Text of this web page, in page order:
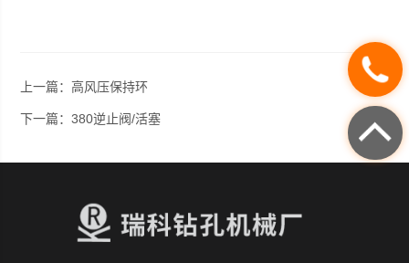
上一篇：高风压保持环
下一篇：380逆止阀/活塞